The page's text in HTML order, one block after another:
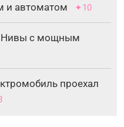
и автоматом
✦10
Нивы с мощным
проехал